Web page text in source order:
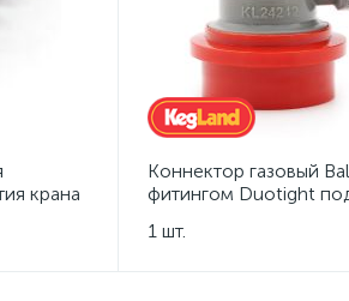
крана
Коннектор газовый
фитингом Duotight
1 шт.